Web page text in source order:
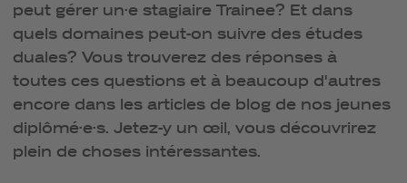
peut gérer un·e stagiaire Trainee? Et dans
quels domaines peut-on suivre des études
duales? Vous trouverez des réponses à
toutes ces questions et à beaucoup d'autres
encore dans les articles de blog de nos jeunes
diplômé·e·s. Jetez-y un œil, vous découvrirez
plein de choses intéressantes.